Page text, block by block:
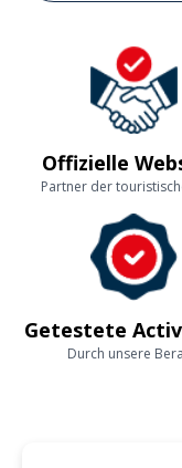
Offizielle
Partner der
Getestete
Durch unsere